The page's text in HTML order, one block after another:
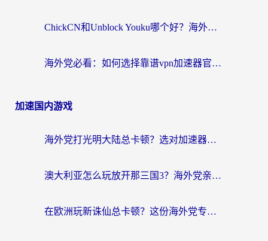
ChickCN和Unblock Youku哪个好？海外党亲测4款热门回国加速器，附避坑指南
海外党必看：如何选择靠谱vpn加速器官网？轻松解决国内APP地区限制
加速国内游戏
海外党打光明大陆总卡顿？选对加速器才是关键！（附亲测好用的推荐）
澳大利亚怎么玩放开那三国3？海外党亲测有效的国服游戏加速指南
在欧洲玩新诛仙总卡顿？这份海外党专属加速器指南帮你解决延迟难题